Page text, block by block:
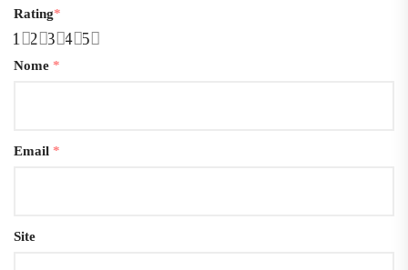
Rating*
5
4
3
2
1
Nome *
Email *
Site